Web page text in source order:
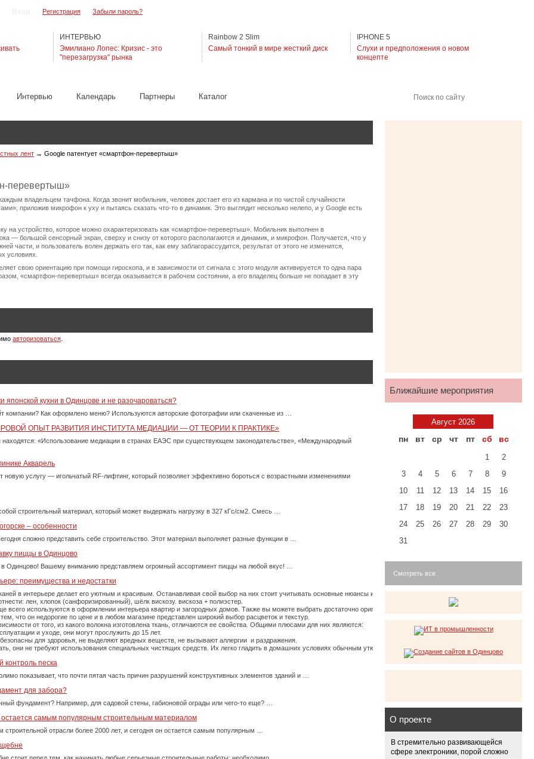
ИНТЕРВЬЮ
Эмилиано Лопес: Кризис - это
"перезагрузка" рынка
Rainbow 2 Slim
Самый тонкий в мире жесткий диск
IPHONE 5
Слухи и предположения о новом
концепте
Поиск по сайту
Интервью Календарь Партнеры Каталог
Регистрация Забыли пароль?
лент → Google патентует «смартфон-перевертыш»
перевертыш»
владельцем тачфона. Когда звонит мобильник, человек достает его из кармана и по чистой случайности
приложив микрофон к уху и пытаясь сказать что-то в динамик. Это выглядит несколько нелепо, и у Google есть
на устройство, которое можно охарактеризовать как «смартфон-перевертыш». Мобильник выполнен в
— большой сенсорный экран, сверху и снизу от которого располагаются и динамик, и микрофон. Получается, что у
части, и пользователь волен держать его так, как ему заблагорассудится, результат от этого не изменится,
условиях.
свою ориентацию при помощи гироскопа, и в зависимости от сигнала с этого модуля активируется то одна пара
«смартфон-перевертыш» всегда оказывается в рабочем состоянии, а его владелец больше не попадает в эту
авторизоваться
японской кухни в Одинцове и не разочароваться?
компании? Как оформлено меню? Используются авторские фотографии или скаченные из …
ОПЫТ РАЗВИТИЯ ИНСТИТУТА МЕДИАЦИИ — ОТ ТЕОРИИ К ПРАКТИКЕ»
«Использование медиации в странах ЕАЭС при существующем законодательстве», «Международный
Акварель
новую услугу — игольчатый RF-лифтинг, который позволяет эффективно бороться с возрастными изменениями
строительный материал, который может выдержать нагрузку в 327 кГс/см2. Смесь …
– особенности
сложно представить себе строительство. Этот материал выполняет разные функции в …
пиццы в Одинцово
Одинцово! Вашему вниманию представляем огромный ассортимент пиццы на любой вкус! …
преимущества и недостатки
в интерьере делает его уютным и красивым. Останавливая свой выбор на них стоит учитывать основные нюансы их использования, иначе по истечению времени
лен, хлопок (санфоризированный), шёлк вискозу. вискоза + полиэстер.
всего используются в оформлении интерьера квартир и загородных домов. Также вы можете выбрать достаточно оригинальные ткани, изготовленные из крапивы,
что он недорогие по цене и в любом магазине представлен широкий выбор расцветок и текстур.
от того, из какого волокна изготовлена ткань, отличаются ее свойства. Общими плюсами для них являются:
и уходе, они могут прослужить до 15 лет.
для здоровья, не выделяют вредных веществ, не вызывают аллергии и раздражения.
они не требуют использования специальных чистящих средств. Их легко гладить в домашних условиях обычным утюгом. …
контроль песка
показывает, что почти пятая часть причин разрушений конструктивных элементов зданий и …
для забора?
фундамент? Например, для садовой стены, габионовой ограды или чего-то еще? …
самым популярным строительным материалом
отрасли более 2000 лет, и сегодня он остается самым популярным …
щебне
Ближайшие мероприятия
Август 2026
пн вт ср чт пт сб вс
1
2
3
4 5 6 7 8
9
10
11 12 13 14 15
16
17
18 19 20 21 22
23
24
25 26 27 28 29
30
31
Смотреть все
О проекте
В стремительно развивающейся
сфере электроники, порой сложно